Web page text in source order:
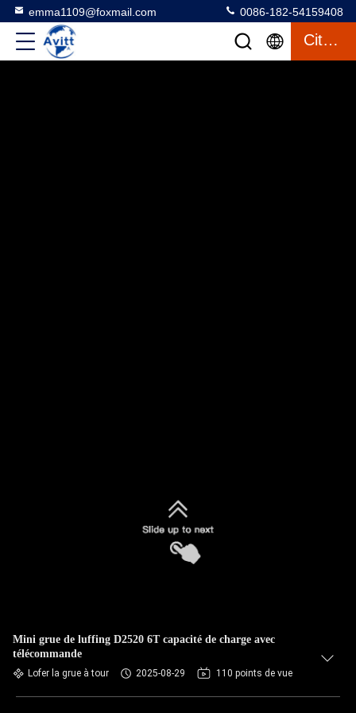
emma1109@foxmail.com 0086-182-54159408
Citation
Mini grue de luffing D2520 6T capacité de charge avec
télécommande
Lofer la grue à tour 2025-08-29 110 points de vue